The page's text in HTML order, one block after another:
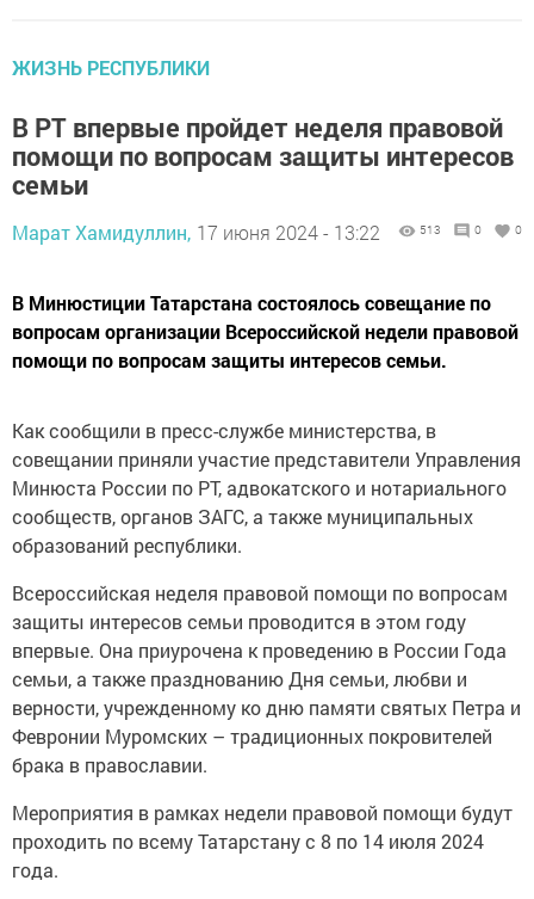
ЖИЗНЬ РЕСПУБЛИКИ
В РТ впервые пройдет неделя правовой
помощи по вопросам защиты интересов
семьи
Марат Хамидуллин, 17 июня 2024 - 13:22 513 0 0
В Минюстиции Татарстана состоялось совещание по
вопросам организации Всероссийской недели правовой
помощи по вопросам защиты интересов семьи.
Как сообщили в пресс-службе министерства, в
совещании приняли участие представители Управления
Минюста России по РТ, адвокатского и нотариального
сообществ, органов ЗАГС, а также муниципальных
образований республики.
Всероссийская неделя правовой помощи по вопросам
защиты интересов семьи проводится в этом году
впервые. Она приурочена к проведению в России Года
семьи, а также празднованию Дня семьи, любви и
верности, учрежденному ко дню памяти святых Петра и
Февронии Муромских – традиционных покровителей
брака в православии.
Мероприятия в рамках недели правовой помощи будут
проходить по всему Татарстану с 8 по 14 июля 2024
года.